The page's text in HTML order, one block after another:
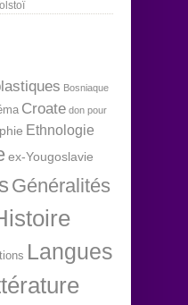
Bosniaque
Croate don pour
Ethnologie
ex-Yougoslavie
Généralités
Langues